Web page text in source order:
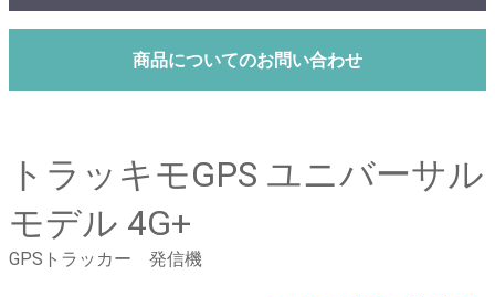
商品についてのお問い合わせ
トラッキモGPS ユニバーサル
モデル 4G+
GPSトラッカー 発信機